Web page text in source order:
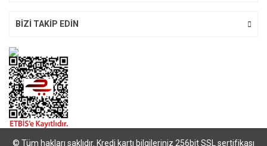
BİZİ TAKİP EDİN
© Tüm hakları saklıdır. Kredi kartı bilgileriniz 256bit SSL sertifikası